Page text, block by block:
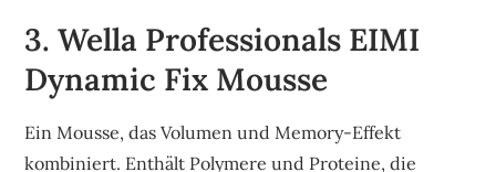
3. Wella Professionals EIMI
Dynamic Fix Mousse
Ein Mousse, das Volumen und Memory-Effekt
kombiniert. Enthält Polymere und Proteine, die